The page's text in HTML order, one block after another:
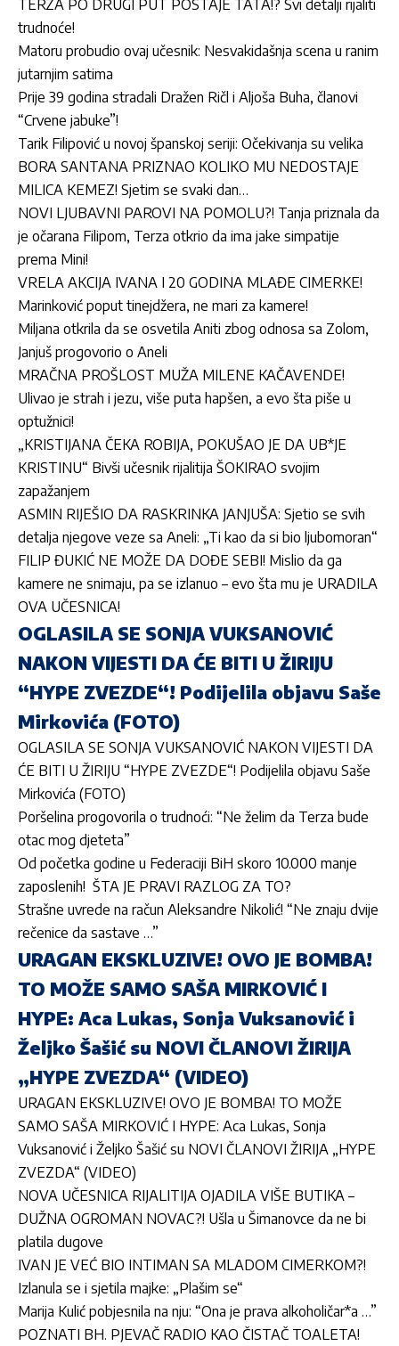
TERZA PO DRUGI PUT POSTAJE TATA!? Svi detalji rijaliti
trudnoće!
Matoru probudio ovaj učesnik: Nesvakidašnja scena u ranim
jutarnjim satima
Prije 39 godina stradali Dražen Ričl i Aljoša Buha, članovi
“Crvene jabuke”!
Tarik Filipović u novoj španskoj seriji: Očekivanja su velika
BORA SANTANA PRIZNAO KOLIKO MU NEDOSTAJE
MILICA KEMEZ! Sjetim se svaki dan…
NOVI LJUBAVNI PAROVI NA POMOLU?! Tanja priznala da
je očarana Filipom, Terza otkrio da ima jake simpatije
prema Mini!
VRELA AKCIJA IVANA I 20 GODINA MLAĐE CIMERKE!
Marinković poput tinejdžera, ne mari za kamere!
Miljana otkrila da se osvetila Aniti zbog odnosa sa Zolom,
Janjuš progovorio o Aneli
MRAČNA PROŠLOST MUŽA MILENE KAČAVENDE!
Ulivao je strah i jezu, više puta hapšen, a evo šta piše u
optužnici!
„KRISTIJANA ČEKA ROBIJA, POKUŠAO JE DA UB*JE
KRISTINU“ Bivši učesnik rijalitija ŠOKIRAO svojim
zapažanjem
ASMIN RIJEŠIO DA RASKRINKA JANJUŠA: Sjetio se svih
detalja njegove veze sa Aneli: „Ti kao da si bio ljubomoran“
FILIP ĐUKIĆ NE MOŽE DA DOĐE SEBI! Mislio da ga
kamere ne snimaju, pa se izlanuo – evo šta mu je URADILA
OVA UČESNICA!
OGLASILA SE SONJA VUKSANOVIĆ
NAKON VIJESTI DA ĆE BITI U ŽIRIJU
“HYPE ZVEZDE“! Podijelila objavu Saše
Mirkovića (FOTO)
OGLASILA SE SONJA VUKSANOVIĆ NAKON VIJESTI DA
ĆE BITI U ŽIRIJU “HYPE ZVEZDE“! Podijelila objavu Saše
Mirkovića (FOTO)
Poršelina progovorila o trudnoći: “Ne želim da Terza bude
otac mog djeteta”
Od početka godine u Federaciji BiH skoro 10.000 manje
zaposlenih! ŠTA JE PRAVI RAZLOG ZA TO?
Strašne uvrede na račun Aleksandre Nikolić! “Ne znaju dvije
rečenice da sastave …”
URAGAN EKSKLUZIVE! OVO JE BOMBA!
TO MOŽE SAMO SAŠA MIRKOVIĆ I
HYPE: Aca Lukas, Sonja Vuksanović i
Željko Šašić su NOVI ČLANOVI ŽIRIJA
„HYPE ZVEZDA“ (VIDEO)
URAGAN EKSKLUZIVE! OVO JE BOMBA! TO MOŽE
SAMO SAŠA MIRKOVIĆ I HYPE: Aca Lukas, Sonja
Vuksanović i Željko Šašić su NOVI ČLANOVI ŽIRIJA „HYPE
ZVEZDA“ (VIDEO)
NOVA UČESNICA RIJALITIJA OJADILA VIŠE BUTIKA –
DUŽNA OGROMAN NOVAC?! Ušla u Šimanovce da ne bi
platila dugove
IVAN JE VEĆ BIO INTIMAN SA MLADOM CIMERKOM?!
Izlanula se i sjetila majke: „Plašim se“
Marija Kulić pobjesnila na nju: “Ona je prava alkoholičar*a …”
POZNATI BH. PJEVAČ RADIO KAO ČISTAČ TOALETA!